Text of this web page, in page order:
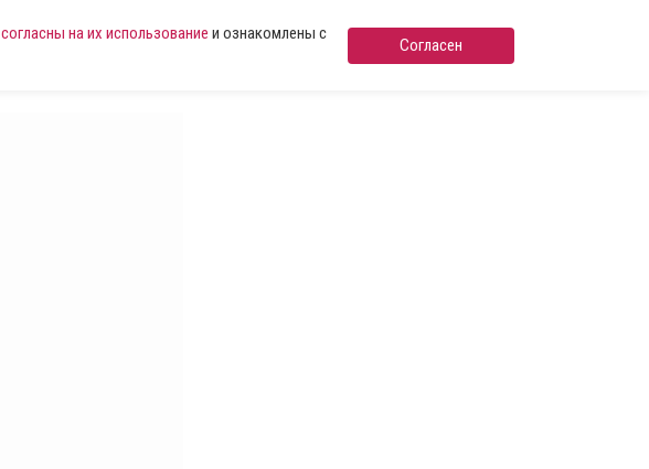
согласны на их использование и ознакомлены с
Согласен